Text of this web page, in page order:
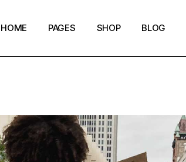
HOME
Minimalistic Magazine
Lifestyle Blog
PAGES
Our Team
Magazine Shop
SHOP
Shop Layouts
Shop Pages
BLOG
Post types